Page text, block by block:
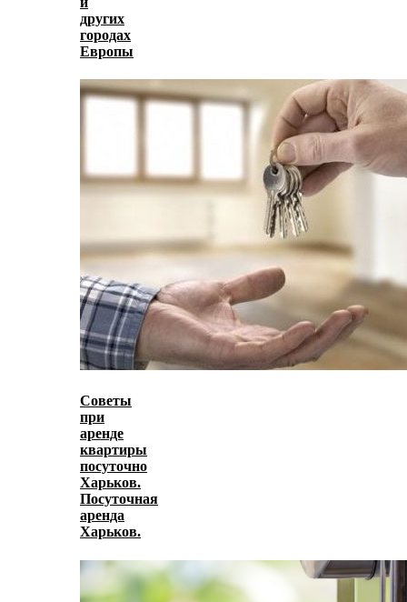
других
городах
Европы
Советы
при
аренде
квартиры
посуточно
Харьков.
Посуточная
аренда
Харьков.